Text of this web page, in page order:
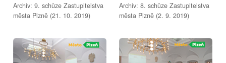
Archiv: 9. schůze Zastupitelstva
města Plzně (21. 10. 2019)
Archiv: 8. schůze Zastupitelstva
města Plzně (2. 9. 2019)